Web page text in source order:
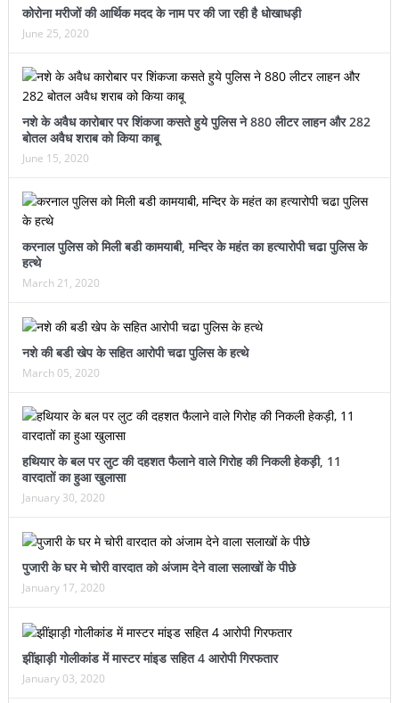
कोरोना मरीजों की आर्थिक मदद के नाम पर की जा रही है धोखाधड़ी
June 25, 2020
नशे के अवैध कारोबार पर शिंकजा कसते हुये पुलिस ने 880 लीटर लाहन और 282
बोतल अवैध शराब को किया काबू
June 15, 2020
करनाल पुलिस को मिली बडी कामयाबी, मन्दिर के महंत का हत्यारोपी चढा पुलिस के
हत्थे
March 21, 2020
नशे की बडी खेप के सहित आरोपी चढा पुलिस के हत्थे
March 05, 2020
हथियार के बल पर लुट की दहशत फैलाने वाले गिरोह की निकली हेकड़ी, 11
वारदातों का हुआ खुलासा
January 30, 2020
पुजारी के घर मे चोरी वारदात को अंजाम देने वाला सलाखों के पीछे
January 17, 2020
झींझाड़ी गोलीकांड में मास्टर मांइड सहित 4 आरोपी गिरफतार
January 03, 2020